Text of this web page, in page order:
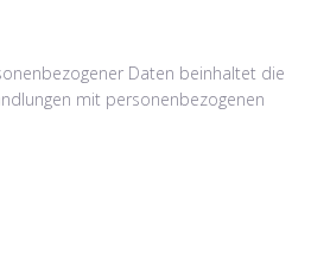
Daten beinhaltet die
mit personenbezogenen